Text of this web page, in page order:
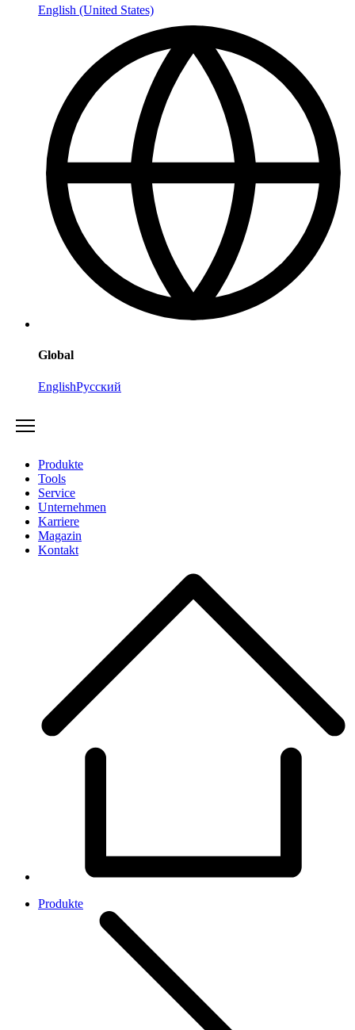
English (United States)
Global
EnglishРусский
Produkte
Tools
Service
Unternehmen
Karriere
Magazin
Kontakt
Produkte